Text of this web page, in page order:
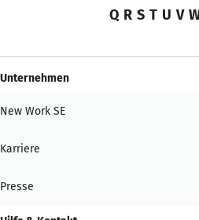
Q R S T U V
Unternehmen
New Work SE
Karriere
Presse